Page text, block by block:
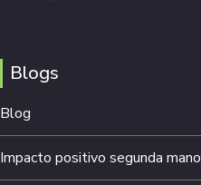
Blogs
Blog
Impacto positivo segunda mano